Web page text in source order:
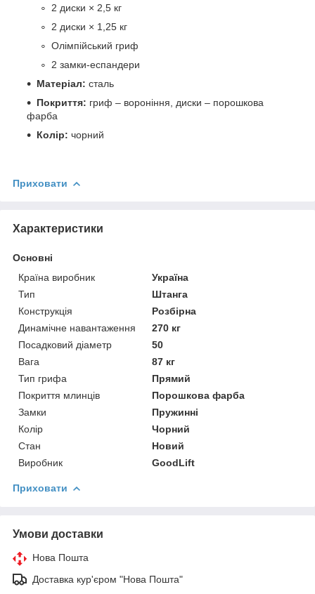
2 диски × 2,5 кг
2 диски × 1,25 кг
Олімпійський гриф
2 замки-еспандери
Матеріал: сталь
Покриття: гриф – вороніння, диски – порошкова
фарба
Колір: чорний
Приховати
Характеристики
Основні
Країна виробник
Україна
Тип
Штанга
Конструкція
Розбірна
Динамічне навантаження
270 кг
Посадковий діаметр
50
Вага
87 кг
Тип грифа
Прямий
Покриття млинців
Порошкова фарба
Замки
Пружинні
Колір
Чорний
Стан
Новий
Виробник
GoodLift
Приховати
Умови доставки
Нова Пошта
Доставка кур'єром "Нова Пошта"